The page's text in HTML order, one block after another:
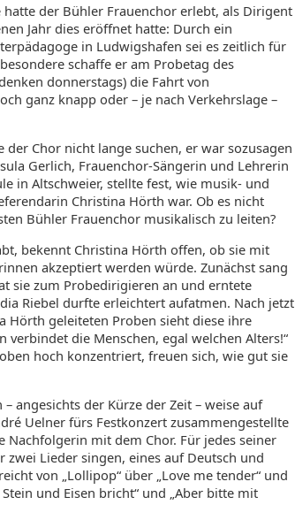
hatte der Bühler Frauenchor erlebt, als Dirigent
Jahr dies eröffnet hatte: Durch ein
in Ludwigshafen sei es zeitlich für
schaffe er am Probetag des
donnerstags) die Fahrt von
ganz knapp oder – je nach Verkehrslage –
Chor nicht lange suchen, er war sozusagen
Gerlich, Frauenchor-Sängerin und Lehrerin
in Altschweier, stellte fest, wie musik- und
Christina Hörth war. Ob es nicht
Bühler Frauenchor musikalisch zu leiten?
bekennt Christina Hörth offen, ob sie mit
akzeptiert werden würde. Zunächst sang
sie zum Probedirigieren an und erntete
Riebel durfte erleichtert aufatmen. Nach jetzt
Hörth geleiteten Proben sieht diese ihre
verbindet die Menschen, egal welchen Alters!“
hoch konzentriert, freuen sich, wie gut sie
angesichts der Kürze der Zeit – weise auf
Uelner fürs Festkonzert zusammengestellte
mit dem Chor. Für jedes seiner
zwei Lieder singen, eines auf Deutsch und
von „Lollipop“ über „Love me tender“ und
und Eisen bricht“ und „Aber bitte mit